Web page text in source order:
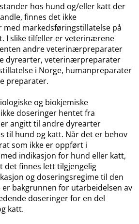
hos hund og​/​eller katt der
finnes det ikke
markedsføringstillatelse på
I slike tilfeller er veterinærene
andre veterinærpreparater
dyrearter, veterinærpreparater
i Norge, humanpreparater
preparater.
og biokjemiske
doseringer hentet fra
angitt til andre dyrearter
til hund og katt. Når det er behov
som ikke er oppført i
indikasjon for hund eller katt,
det finnes lett tilgjengelig
og doseringsregime til den
bakgrunnen for utarbeidelsen av
doseringer for en del
katt.